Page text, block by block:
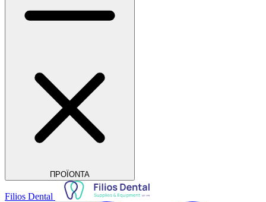
ΠΡΟΪΟΝΤΑ
Filios Dental